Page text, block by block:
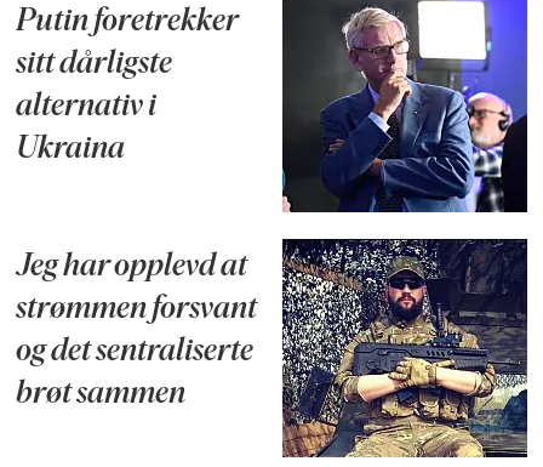
Putin foretrekker
sitt dårligste
alternativ i
Ukraina
Jeg har opplevd at
strømmen forsvant
og det sentraliserte
brøt sammen